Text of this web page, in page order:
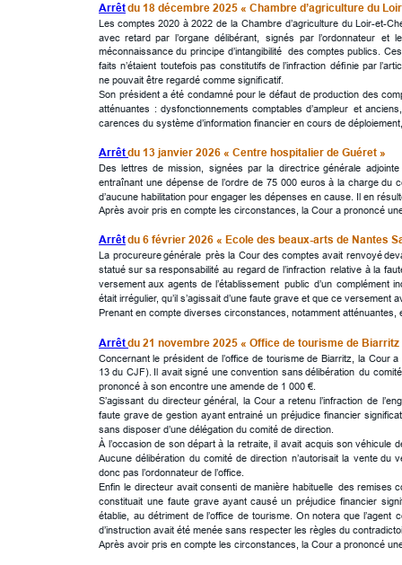
Arrêt du 18 décembre 2025 « Chambre d’agriculture du
Les comptes 2020 à 2022 de la Chambre d’agriculture du Loir-et-
avec retard par l’organe délibérant, signés par l’ordonnateur et le
méconnaissance du principe d’intangibilité des comptes publics. Ces
faits n’étaient toutefois pas constitutifs de l’infraction déﬁnie par
ne pouvait être regardé comme signiﬁcatif.
Son président a été condamné pour le défaut de production des
atténuantes : dysfonctionnements comptables d’ampleur et anciens,
carences du système d’information financier en cours de
Arrêt du 13 janvier 2026 « Centre hospitalier de Guéret »
Des lettres de mission, signées par la directrice générale adjointe
entraînant une dépense de l’ordre de 75 000 euros à la charge du
d’aucune habilitation pour engager les dépenses en cause. Il en
Après avoir pris en compte les circonstances, la Cour a prononcé
Arrêt du 6 février 2026 « Ecole des beaux-arts de Nantes
La procureuregénérale près la Cour des comptes avait renvoyé
statué sur sa responsabilité au regard de l’infraction relative à la
versement aux agents de l’établissement public d’un complément
était irrégulier, qu’il s’agissait d’une faute grave et que ce
Prenant en compte diverses circonstances, notamment atténuantes,
Arrêt du 21 novembre 2025 « Office de tourisme de
Concernant le président de l’office de tourisme de Biarritz, la Cour a
13 du CJF). Il avait signé une convention sans délibération du comité
prononcé à son encontre une amende de 1 000 €.
S’agissant du directeur général, la Cour a retenu l’infraction de
faute grave de gestion ayant entrainé un préjudice financier
sans disposer d’une délégation du comité de direction.
À l’occasion de son départ à la retraite, il avait acquis son véhicule
Aucune délibération du comité de direction n’autorisait la vente du
donc pas l’ordonnateur de l’office.
Enfin le directeur avait consenti de manière habituelle des remises
constituait une faute grave ayant causé un préjudice financier
établie, au détriment de l’office de tourisme. On notera que l’agent
d’instruction avait été menée sans respecter les règles du
Après avoir pris en compte les circonstances, la Cour a prononcé